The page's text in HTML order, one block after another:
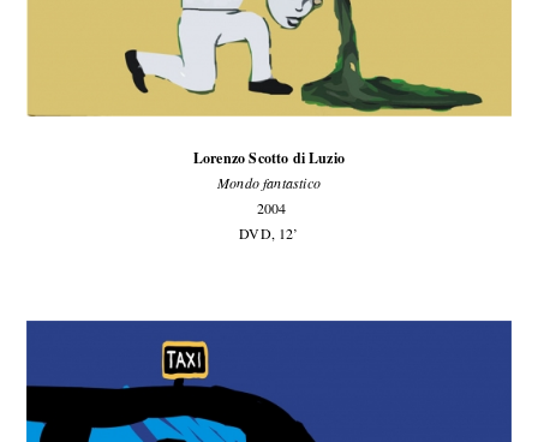
Lorenzo Scotto di Luzio
Mondo fantastico
2004
DVD, 12’